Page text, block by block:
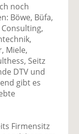
noch
Böwe, Büfa,
Miele,
Seitz
DTV und
gibt es
Firmensitz